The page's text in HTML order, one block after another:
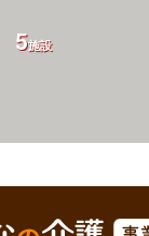
5施設